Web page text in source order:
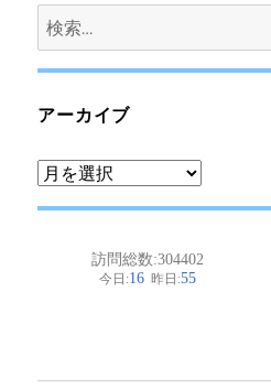
検
索:
アーカイブ
ア
ー